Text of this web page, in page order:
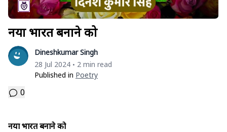
नया भारत बनाने को
Dineshkumar Singh
28 Jul 2024 • 2 min read
Published in Poetry
0
नया भारत बनाने को